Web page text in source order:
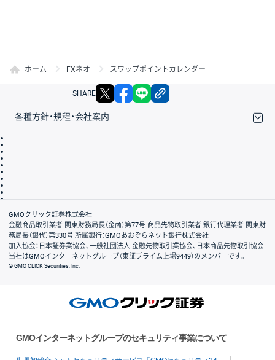
ホーム FXネオ スワップポイントカレンダー
SHARE X facebook
各種方針・規程・会社案内
会社案内
GMOクリック証券株式会社
金融商品取引業者 関東財務局長（金商）第77号 商品先物取引業者 銀行代理業者 関東財
務局長（銀代）第330号 所属銀行：GMOあおぞらネット銀行株式会社
加入協会：日本証券業協会、一般社団法人 金融先物取引業協会、日本商品先物取引協会
当社はGMOインターネットグループ（東証プライム上場9449）のメンバーです。
© GMO CLICK Securities, Inc.
GMOインターネットグループのセキュリティ事業について